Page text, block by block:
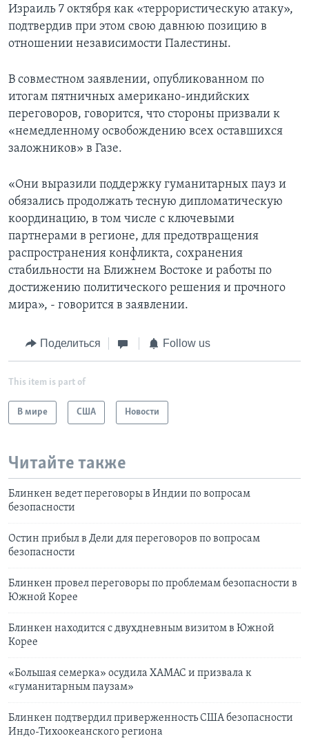
Израиль 7 октября как «террористическую атаку»,
подтвердив при этом свою давнюю позицию в
отношении независимости Палестины.
В совместном заявлении, опубликованном по
итогам пятничных американо-индийских
переговоров, говорится, что стороны призвали к
«немедленному освобождению всех оставшихся
заложников» в Газе.
«Они выразили поддержку гуманитарных пауз и
обязались продолжать тесную дипломатическую
координацию, в том числе с ключевыми
партнерами в регионе, для предотвращения
распространения конфликта, сохранения
стабильности на Ближнем Востоке и работы по
достижению политического решения и прочного
мира», - говорится в заявлении.
Поделиться Follow us
This item is part of
В мире США Новости
Читайте также
Блинкен ведет переговоры в Индии по вопросам
безопасности
Остин прибыл в Дели для переговоров по вопросам
безопасности
Блинкен провел переговоры по проблемам безопасности в
Южной Корее
Блинкен находится с двухдневным визитом в Южной
Корее
«Большая семерка» осудила ХАМАС и призвала к
«гуманитарным паузам»
Блинкен подтвердил приверженность США безопасности
Индо-Тихоокеанского региона